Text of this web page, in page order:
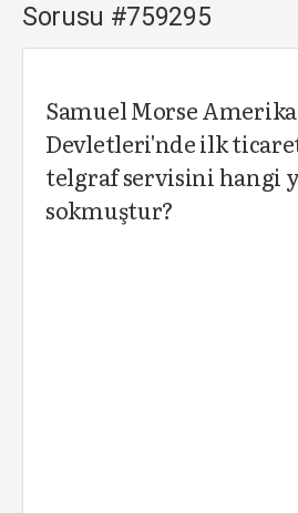
Sorusu #759295
Samuel Morse
Devletleri'nde ilk
telgraf servisini hangi
sokmuştur?